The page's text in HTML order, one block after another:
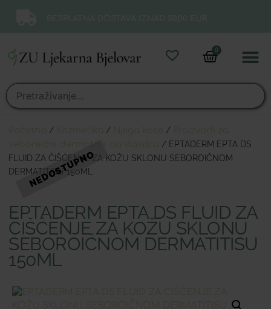
0
/ / /
/ EPTADERM EPTA DS
FLUID ZA ČIŠĆENJE ZA KOŽU SKLONU SEBOROIČNOM
DERMATITISU 150ML
EPTADERM EPTA DS FLUID ZA
ČIŠĆENJE ZA KOŽU SKLONU
SEBOROIČNOM DERMATITISU
150ML